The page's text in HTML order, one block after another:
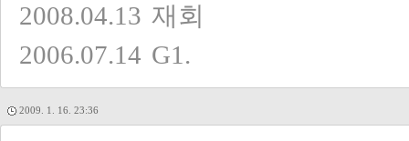
2008.04.13 재회
2006.07.14 G1.
2009. 1. 16. 23:36